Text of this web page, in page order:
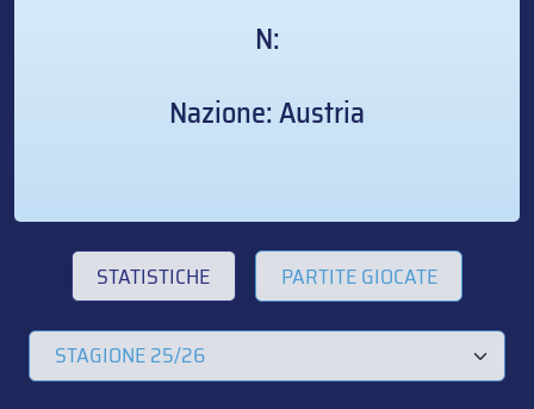
N:
Nazione: Austria
STATISTICHE PARTITE GIOCATE